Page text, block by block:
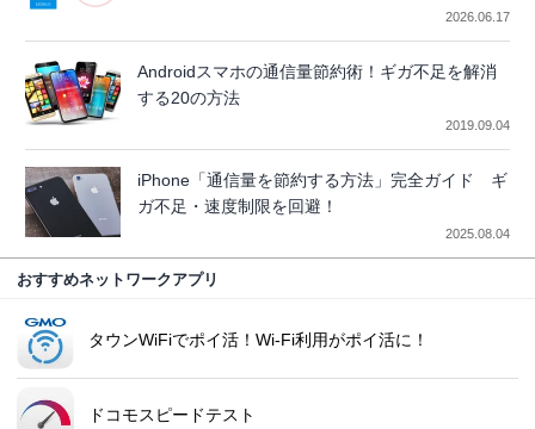
2026.06.17
Androidスマホの通信量節約術！ギガ不足を解消
する20の方法
2019.09.04
iPhone「通信量を節約する方法」完全ガイド ギ
ガ不足・速度制限を回避！
2025.08.04
おすすめネットワークアプリ
タウンWiFiでポイ活！Wi-Fi利用がポイ活に！
ドコモスピードテスト